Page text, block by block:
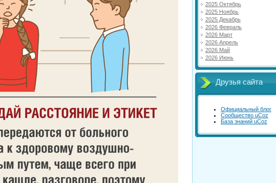
2025 Октябрь
2025 Ноябрь
2025 Декабрь
2026 Февраль
2026 Март
2026 Апрель
2026 Май
2026 Июнь
Друзья сайта
Официальный блог
Сообщество uCoz
База знаний uCoz